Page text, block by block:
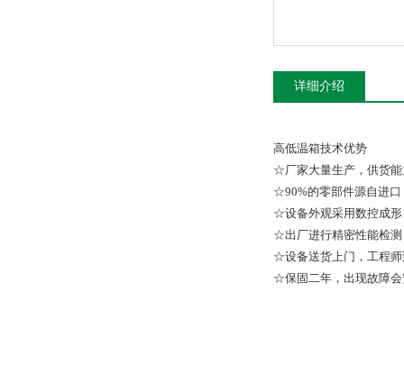
详细介绍
高低温箱技术优势
☆厂家大量生产，供货
☆90%的零部件源自进
☆设备外观采用数控成
☆出厂进行精密性能检
☆设备送货上门，工程
☆保固二年，出现故障